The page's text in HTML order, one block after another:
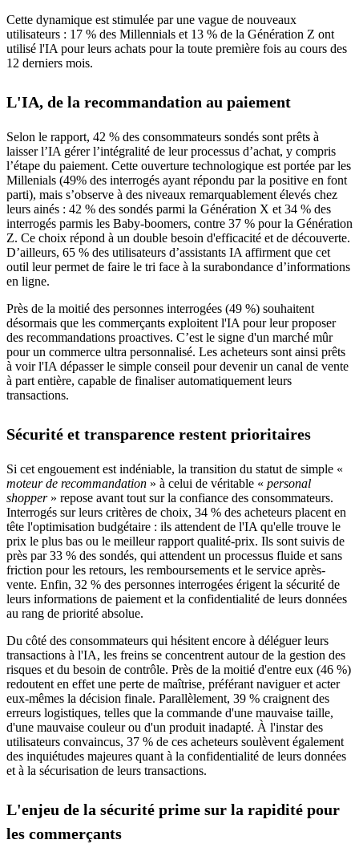
Cette dynamique est stimulée par une vague de nouveaux
utilisateurs : 17 % des Millennials et 13 % de la Génération Z ont
utilisé l'IA pour leurs achats pour la toute première fois au cours des
12 derniers mois.
L'IA, de la recommandation au paiement
Selon le rapport, 42 % des consommateurs sondés sont prêts à
laisser l’IA gérer l’intégralité de leur processus d’achat, y compris
l’étape du paiement. Cette ouverture technologique est portée par les
Millenials (49% des interrogés ayant répondu par la positive en font
parti), mais s’observe à des niveaux remarquablement élevés chez
leurs ainés : 42 % des sondés parmi la Génération X et 34 % des
interrogés parmis les Baby-boomers, contre 37 % pour la Génération
Z. Ce choix répond à un double besoin d'efficacité et de découverte.
D’ailleurs, 65 % des utilisateurs d’assistants IA affirment que cet
outil leur permet de faire le tri face à la surabondance d’informations
en ligne.
Près de la moitié des personnes interrogées (49 %) souhaitent
désormais que les commerçants exploitent l'IA pour leur proposer
des recommandations proactives. C’est le signe d'un marché mûr
pour un commerce ultra personnalisé. Les acheteurs sont ainsi prêts
à voir l'IA dépasser le simple conseil pour devenir un canal de vente
à part entière, capable de finaliser automatiquement leurs
transactions.
Sécurité et transparence restent prioritaires
Si cet engouement est indéniable, la transition du statut de simple «
moteur de recommandation » à celui de véritable « personal
shopper » repose avant tout sur la confiance des consommateurs.
Interrogés sur leurs critères de choix, 34 % des acheteurs placent en
tête l'optimisation budgétaire : ils attendent de l'IA qu'elle trouve le
prix le plus bas ou le meilleur rapport qualité-prix. Ils sont suivis de
près par 33 % des sondés, qui attendent un processus fluide et sans
friction pour les retours, les remboursements et le service après-
vente. Enfin, 32 % des personnes interrogées érigent la sécurité de
leurs informations de paiement et la confidentialité de leurs données
au rang de priorité absolue.
Du côté des consommateurs qui hésitent encore à déléguer leurs
transactions à l'IA, les freins se concentrent autour de la gestion des
risques et du besoin de contrôle. Près de la moitié d'entre eux (46 %)
redoutent en effet une perte de maîtrise, préférant naviguer et acter
eux-mêmes la décision finale. Parallèlement, 39 % craignent des
erreurs logistiques, telles que la commande d'une mauvaise taille,
d'une mauvaise couleur ou d'un produit inadapté. À l'instar des
utilisateurs convaincus, 37 % de ces acheteurs soulèvent également
des inquiétudes majeures quant à la confidentialité de leurs données
et à la sécurisation de leurs transactions.
L'enjeu de la sécurité prime sur la rapidité pour
les commerçants